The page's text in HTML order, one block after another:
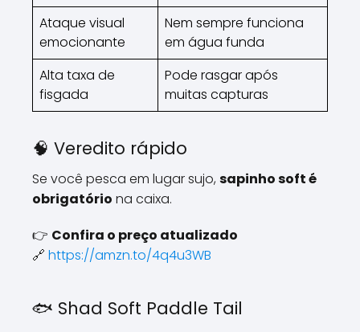
Ataque visual
emocionante
Nem sempre funciona
em água funda
Alta taxa de
fisgada
Pode rasgar após
muitas capturas
🧠 Veredito rápido
Se você pesca em lugar sujo,sapinho soft é
obrigatório na caixa.
👉 Confira o preço atualizado
🔗 https://amzn.to/4q4u3WB
🐟 Shad Soft Paddle Tail